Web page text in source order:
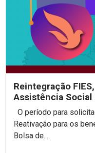
Reintegração
Assistência Social
Reativação para os
Bolsa de...